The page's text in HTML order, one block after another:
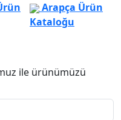
Arapça Ürün
Kataloğu
ile ürünümüzü